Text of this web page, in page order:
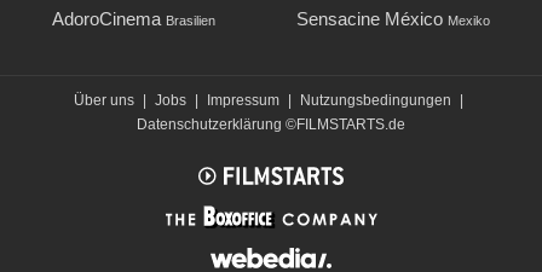
AdoroCinema Brasilien Sensacine México Mexiko
Über uns Jobs Impressum Nutzungsbedingungen
Datenschutzerklärung ©FILMSTARTS.de